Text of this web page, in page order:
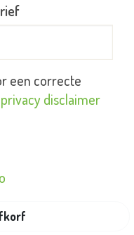
een correcte
privacy disclaimer